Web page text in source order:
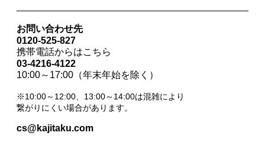
お問い合わせ先
0120-525-827
携帯電話からはこちら
03-4216-4122
10:00～17:00（年末年始を除く）
※10:00～12:00、13:00～14:00は混雑により
繋がりにくい場合があります。
cs@kajitaku.com